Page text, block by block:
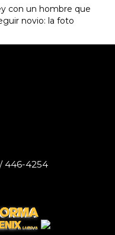
con un hombre que
novio: la foto
446-4254